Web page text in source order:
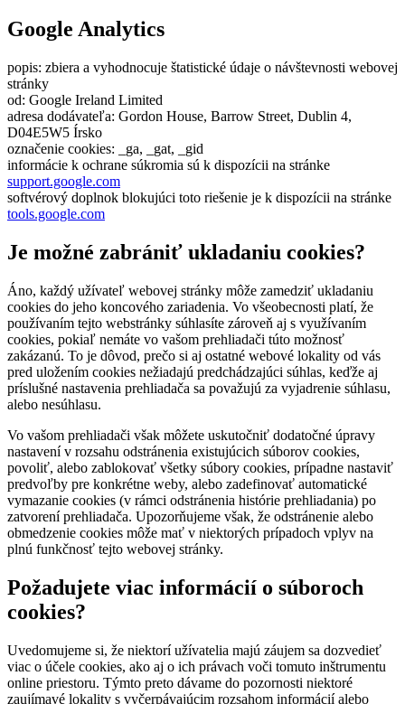
Google Analytics
popis: zbiera a vyhodnocuje štatistické údaje o návštevnosti webovej
stránky
od: Google Ireland Limited
adresa dodávateľa: Gordon House, Barrow Street, Dublin 4,
D04E5W5 Írsko
označenie cookies: _ga, _gat, _gid
informácie k ochrane súkromia sú k dispozícii na stránke
support.google.com
softvérový doplnok blokujúci toto riešenie je k dispozícii na stránke
tools.google.com
Je možné zabrániť ukladaniu cookies?
Áno, každý užívateľ webovej stránky môže zamedziť ukladaniu
cookies do jeho koncového zariadenia. Vo všeobecnosti platí, že
používaním tejto webstránky súhlasíte zároveň aj s využívaním
cookies, pokiaľ nemáte vo vašom prehliadači túto možnosť
zakázanú. To je dôvod, prečo si aj ostatné webové lokality od vás
pred uložením cookies nežiadajú predchádzajúci súhlas, keďže aj
príslušné nastavenia prehliadača sa považujú za vyjadrenie súhlasu,
alebo nesúhlasu.
Vo vašom prehliadači však môžete uskutočniť dodatočné úpravy
nastavení v rozsahu odstránenia existujúcich súborov cookies,
povoliť, alebo zablokovať všetky súbory cookies, prípadne nastaviť
predvoľby pre konkrétne weby, alebo zadefinovať automatické
vymazanie cookies (v rámci odstránenia histórie prehliadania) po
zatvorení prehliadača. Upozorňujeme však, že odstránenie alebo
obmedzenie cookies môže mať v niektorých prípadoch vplyv na
plnú funkčnosť tejto webovej stránky.
Požadujete viac informácií o súboroch
cookies?
Uvedomujeme si, že niektorí užívatelia majú záujem sa dozvedieť
viac o účele cookies, ako aj o ich právach voči tomuto inštrumentu
online priestoru. Týmto preto dávame do pozornosti niektoré
zaujímavé lokality s vyčerpávajúcim rozsahom informácií alebo